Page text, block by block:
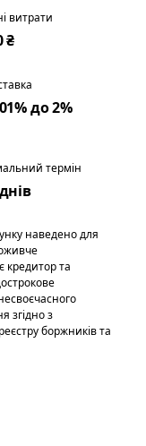
витрати
₴
до 2%
термін
наведено для
кредитор та
згідно з
боржників та